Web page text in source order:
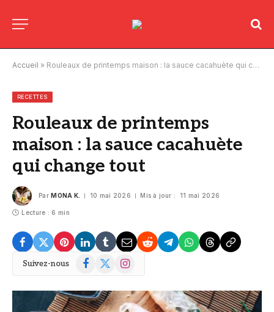
Accueil » Rouleaux de printemps maison : la sauce cacahuète qui change tout
RECETTES
Rouleaux de printemps
maison : la sauce cacahuète
qui change tout
Par MONA K. 10 mai 2026 Mis à jour : 11 mai 2026
Lecture : 6 min
Suivez-nous Facebook
X
Instagram
© DR